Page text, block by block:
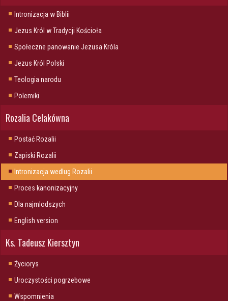
Intronizacja w Biblii
Jezus Król w Tradycji Kościoła
Społeczne panowanie Jezusa Króla
Jezus Król Polski
Teologia narodu
Polemiki
Rozalia Celakówna
Postać Rozalii
Zapiski Rozalii
Intronizacja wedlug Rozalii
Proces kanonizacyjny
Dla najmlodszych
English version
Ks. Tadeusz Kiersztyn
Życiorys
Uroczystości pogrzebowe
Wspomnienia